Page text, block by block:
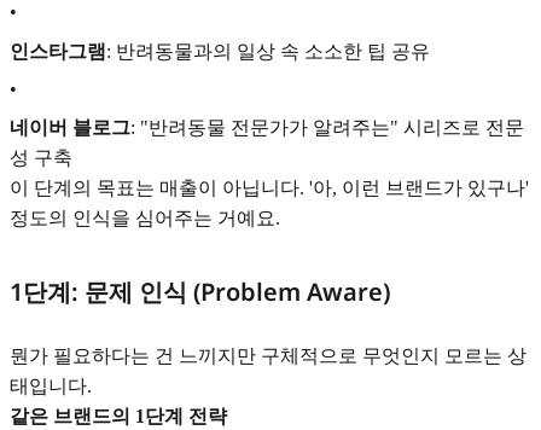
•
인스타그램: 반려동물과의 일상 속 소소한 팁 공유
•
네이버 블로그: "반려동물 전문가가 알려주는" 시리즈로 전문
성 구축
이 단계의 목표는 매출이 아닙니다. '아, 이런 브랜드가 있구나'
정도의 인식을 심어주는 거예요.
1단계: 문제 인식 (Problem Aware)
뭔가 필요하다는 건 느끼지만 구체적으로 무엇인지 모르는 상
태입니다.
같은 브랜드의 1단계 전략